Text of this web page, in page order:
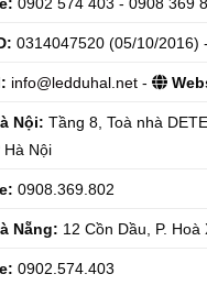
0314047520 (05/10/2016) -
info@ledduhal.net-
Nội: Tầng 8, Toà nhà
Hà Nội
0908.369.802
Nẵng: 12 Cồn Dầu, P.
0902.574.403